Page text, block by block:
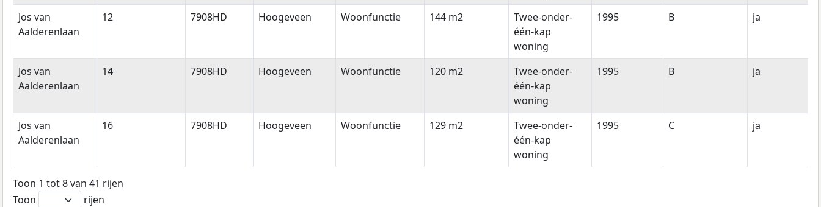
Jos van
Aalderenlaan
12 7908HD Hoogeveen Woonfunctie 144 m2
Twee-onder-
één-kap
woning
1995 B ja
Jos van
Aalderenlaan
14 7908HD Hoogeveen Woonfunctie 120 m2
Twee-onder-
één-kap
woning
1995 B ja
Jos van
Aalderenlaan
16 7908HD Hoogeveen Woonfunctie 129 m2
Twee-onder-
één-kap
woning
1995 C ja
Toon 1 tot 8 van 41 rijen
Toon
rijen